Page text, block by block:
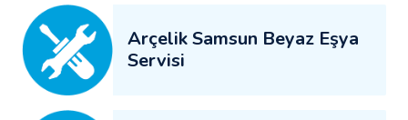
Arçelik Samsun Beyaz Eşya
Servisi